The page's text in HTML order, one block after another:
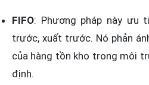
FIFO: Phương pháp này ưu
trước, xuất trước. Nó phản
của hàng tồn kho trong môi
định.